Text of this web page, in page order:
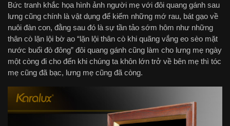
Bức tranh khắc họa hình ảnh người mẹ với đôi quang gánh sau
lưng cũng chính là vật dụng để kiếm những mớ rau, bát gạo về
nuôi đàn con, đằng sau đó là sự tần tảo sớm hôm như những
thân cò lặn lội bờ ao “lặn lội thân cò khi quãng vắng eo sèo mặt
nước buổi đò đông” đôi quang gánh cũng làm cho lưng mẹ ngày
một còng đi cho đến khi chúng ta khôn lớn trở về bên mẹ thì tóc
mẹ cũng đã bạc, lưng mẹ cũng đã còng.